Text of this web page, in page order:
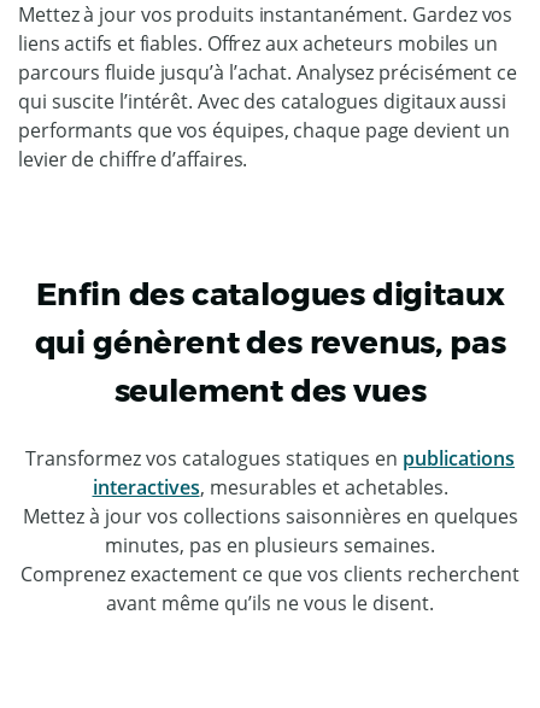
Mettez à jour vos produits instantanément. Gardez vos
liens actifs et fiables. Offrez aux acheteurs mobiles un
parcours fluide jusqu’à l’achat. Analysez précisément ce
qui suscite l’intérêt. Avec des catalogues digitaux aussi
performants que vos équipes, chaque page devient un
levier de chiffre d’affaires.
Enfin des catalogues digitaux
qui génèrent des revenus, pas
seulement des vues
Transformez vos catalogues statiques en publications
interactives, mesurables et achetables.
Mettez à jour vos collections saisonnières en quelques
minutes, pas en plusieurs semaines.
Comprenez exactement ce que vos clients recherchent
avant même qu’ils ne vous le disent.